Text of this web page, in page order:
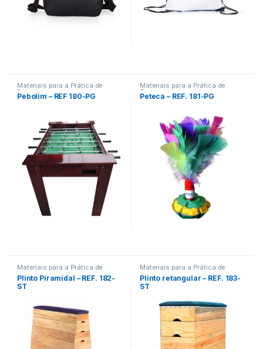
Materiais para a Prática de
Esportes
Pebolim – REF 180-PG
Materiais para a Prática de
Esportes
Peteca – REF. 181-PG
Materiais para a Prática de
Esportes
Plinto Piramidal – REF. 182-
ST
Materiais para a Prática de
Esportes
Plinto retangular – REF. 183-
ST